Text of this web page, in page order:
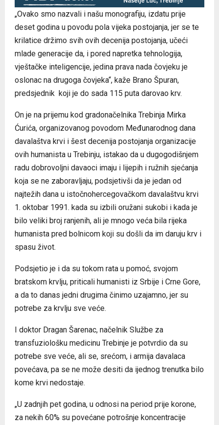
„Ovako smo nazvali i našu monografiju, izdatu prije
deset godina u povodu pola vijeka postojanja, jer se te
krilatice držimo svih ovih decenija postojanja, učeći
mlade generacije da, i pored napretka tehnologija,
vještačke inteligencije, jedina prava nada čovjeku je
oslonac na drugoga čovjeka“, kaže Brano Špuran,
predsjednik koji je do sada 115 puta darovao krv.
On je na prijemu kod gradonačelnika Trebinja Mirka
Ćurića, organizovanog povodom Međunarodnog dana
davalaštva krvi i šest decenija postojanja organizacije
ovih humanista u Trebinju, istakao da u dugogodišnjem
radu dobrovoljni davaoci imaju i lijepih i ružnih sjećanja
koja se ne zaboravljaju, podsjetivši da je jedan od
najtežih dana u istočnohercegovačkom davalaštvu krvi
1. oktobar 1991. kada su izbili oružani sukobi i kada je
bilo veliki broj ranjenih, ali je mnogo veća bila rijeka
humanista pred bolnicom koji su došli da im daruju krv i
spasu život.
Podsjetio je i da su tokom rata u pomoć, svojom
bratskom krvlju, priticali humanisti iz Srbije i Crne Gore,
a da to danas jedni drugima činimo uzajamno, jer su
potrebe za krvlju sve veće.
I doktor Dragan Šarenac, načelnik Službe za
transfuziološku medicinu Trebinje je potvrdio da su
potrebe sve veće, ali se, srećom, i armija davalaca
povećava, pa se ne može desiti da ijednog trenutka bilo
kome krvi nedostaje.
„U zadnjih pet godina, u odnosi na period prije korone,
za nekih 60% su povećane potrošnje koncentracije